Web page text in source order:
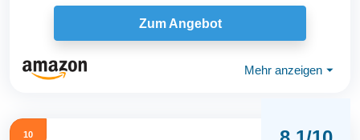
Sicherheitsleine, große...
Zum Angebot
Mehr anzeigen ⏷
10